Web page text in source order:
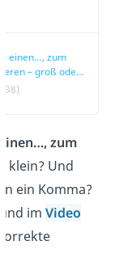
einen…, zum
– groß oder
einen…, zum
klein? Und
ein Komma?
und imVideo